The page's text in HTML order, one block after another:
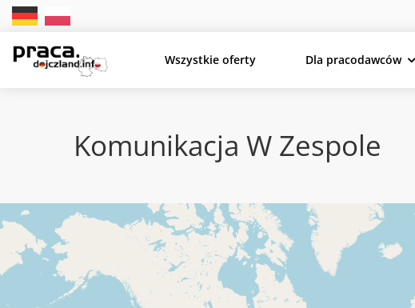
Wszystkie oferty Dla pracodawców
Komunikacja W Zespole